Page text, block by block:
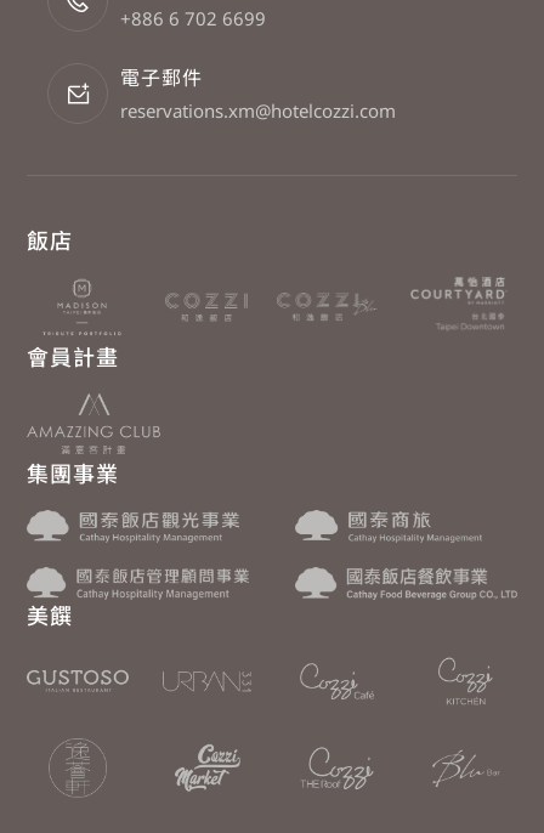
+886 6 702 6699
電子郵件
reservations.xm@hotelcozzi.com
飯店
會員計畫
集團事業
美饌